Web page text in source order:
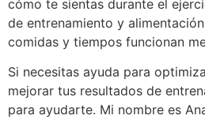
cómo te sientas durante el
de entrenamiento y
comidas y tiempos funcionan
Si necesitas ayuda para
mejorar tus resultados de
para ayudarte. Mi nombre es